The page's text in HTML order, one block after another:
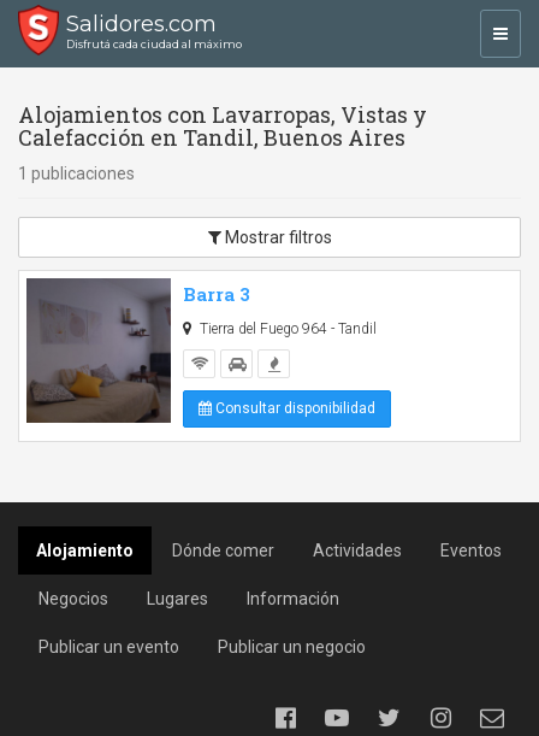
Salidores.com
Disfrutá cada ciudad al máximo
Alojamientos con Lavarropas, Vistas y
Calefacción en Tandil, Buenos Aires
1 publicaciones
Mostrar filtros
Barra 3
Tierra del Fuego 964 - Tandil
Consultar disponibilidad
Alojamiento Dónde comer Actividades Eventos
Negocios Lugares Información
Publicar un evento Publicar un negocio